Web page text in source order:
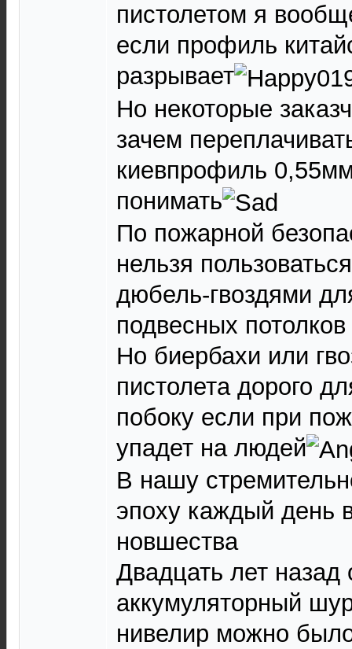
пистолетом я
если профиль
разрывает
Но некоторые
зачем
киевпрофиль
понимать
По пожарной
нельзя
дюбель-гвоздями
подвесных
Но биербахи или
пистолета дорого
побоку если при
упадет на людей
В нашу
эпоху каждый день
новшества
Двадцать лет назад
аккумуляторный
нивелир можно